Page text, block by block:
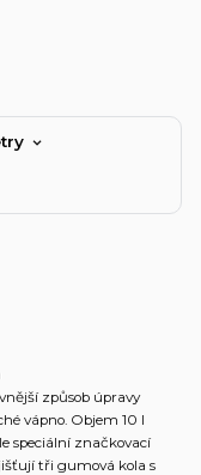
způsob úpravy
vápno. Objem 10 l
speciální značkovací
tři gumová kola s